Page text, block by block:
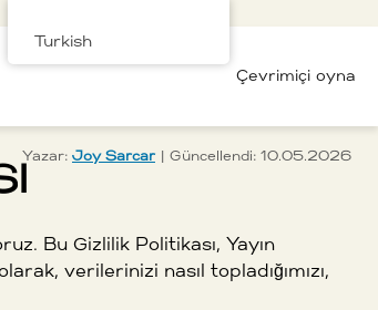
Çevrimiçi oyna
Bu Gizlilik Politikası, Yayın
verilerinizi nasıl topladığımızı,
Yazar: Joy Sarcar | Güncellendi: 10.05.2026
Turkish